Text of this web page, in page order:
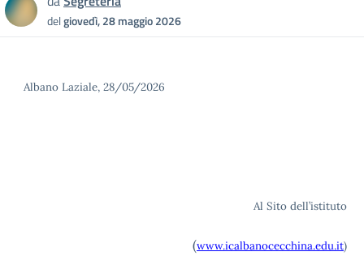
delgiovedì, 28 maggio 2026
Albano Laziale, 28/05/2026
Al Sito dell’istituto
(www.icalbanocecchina.edu.it)